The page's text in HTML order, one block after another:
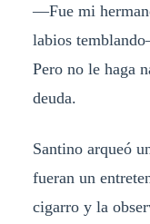
—Fue mi
labios
Pero no le haga
deuda.
Santino arqueó
fueran un
cigarro y la